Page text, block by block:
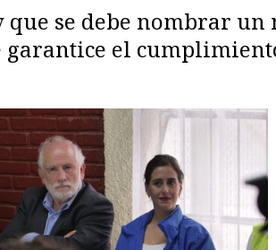
se debe nombrar un
el